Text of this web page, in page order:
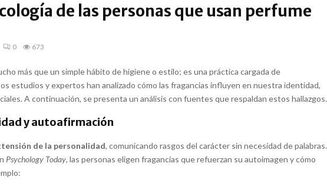
de las personas que usan perfume
0 673
más que un simple hábito de higiene o estilo; es una práctica cargada de
estudios y expertos han analizado cómo las fragancias influyen en nuestra identidad,
A continuación, se presenta un análisis con fuentes que respaldan estos hallazgos.
y autoafirmación
de la personalidad, comunicando rasgos del carácter sin necesidad de palabras.
Psychology Today, las personas eligen fragancias que refuerzan su autoimagen y cómo